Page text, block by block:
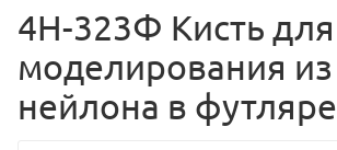
4Н-323Ф Кисть для
моделирования из
нейлона в футляре